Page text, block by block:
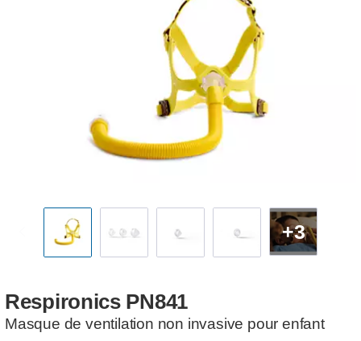
+3
Respironics PN841
Masque de ventilation non invasive pour enfant